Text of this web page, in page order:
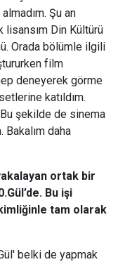
Şu an
Din Kültürü
Orada bölümle ilgili
film
deneyerek görme
katıldım.
Bu şekilde de sinema
daha
ortak bir
Bu işi
tam olarak
belki de yapmak